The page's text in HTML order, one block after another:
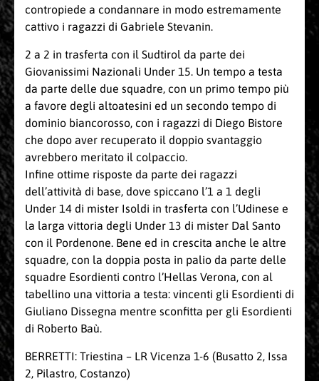
contropiede a condannare in modo estremamente
cattivo i ragazzi di Gabriele Stevanin.
2 a 2 in trasferta con il Sudtirol da parte dei
Giovanissimi Nazionali Under 15. Un tempo a testa
da parte delle due squadre, con un primo tempo più
a favore degli altoatesini ed un secondo tempo di
dominio biancorosso, con i ragazzi di Diego Bistore
che dopo aver recuperato il doppio svantaggio
avrebbero meritato il colpaccio.
Infine ottime risposte da parte dei ragazzi
dell’attività di base, dove spiccano l’1 a 1 degli
Under 14 di mister Isoldi in trasferta con l’Udinese e
la larga vittoria degli Under 13 di mister Dal Santo
con il Pordenone. Bene ed in crescita anche le altre
squadre, con la doppia posta in palio da parte delle
squadre Esordienti contro l’Hellas Verona, con al
tabellino una vittoria a testa: vincenti gli Esordienti di
Giuliano Dissegna mentre sconfitta per gli Esordienti
di Roberto Baù.
BERRETTI: Triestina – LR Vicenza 1-6 (Busatto 2, Issa
2, Pilastro, Costanzo)